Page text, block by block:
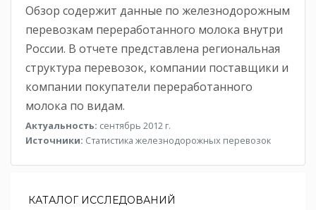
Обзор содержит данные по железнодорожным
перевозкам переработанного молока внутри
России. В отчете представлена региональная
структура перевозок, компании поставщики и
компании покупатели переработанного
молока по видам.
Актуальность: сентябрь 2012 г.
Источники: Статистика железнодорожных перевозок
КАТАЛОГ ИССЛЕДОВАНИЙ